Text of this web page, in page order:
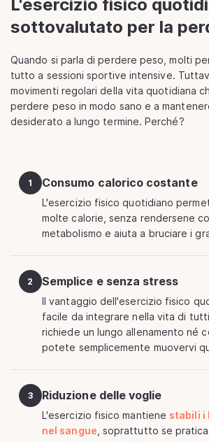
L'esercizio fisico
sottovalutato per la
Quando si parla di perdere peso, molti
tutto a sessioni sportive intensive.
movimenti regolari della vita quotidiana
perdere peso in modo sano e a
desiderato a lungo termine. Perché?
1 Consumo calorico costante
L'esercizio fisico quotidiano
molte calorie, senza rendersene
metabolismo e aiuta a bruciare i
2 Semplice e senza stress
Il vantaggio dell'esercizio fisico
facile da integrare nella vita di
richiede un lungo allenamento né
potete semplicemente muovervi
3 Riduzione delle voglie
L'esercizio fisico mantiene stabili i
nel sangue , soprattutto se